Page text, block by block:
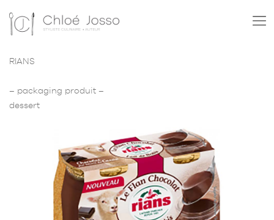
RIANS
– packaging produit –
dessert